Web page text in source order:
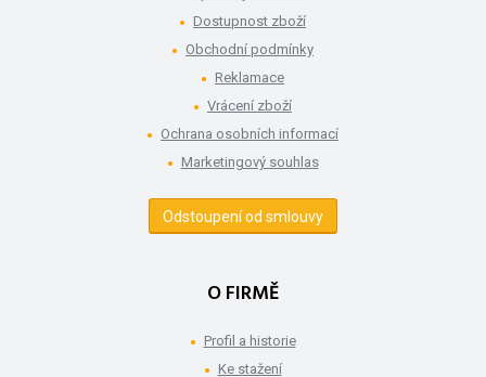
Dostupnost zboží
Obchodní podmínky
Reklamace
Vrácení zboží
Ochrana osobních informací
Marketingový souhlas
Odstoupení od smlouvy
O FIRMĚ
Profil a historie
Ke stažení